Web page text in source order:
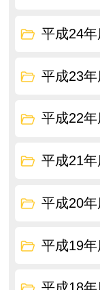
平成24年
平成23年
平成22年
平成21年
平成20年
平成19年